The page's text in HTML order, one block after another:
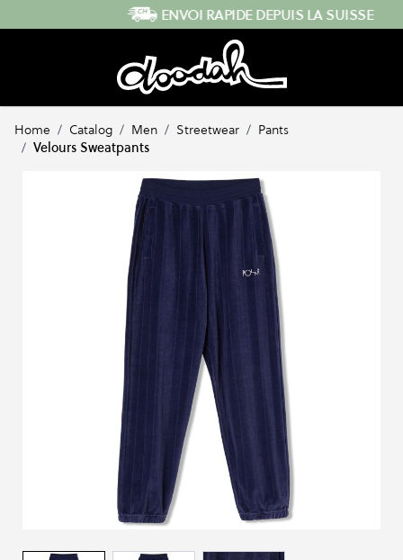
ENVOI RAPIDE DEPUIS LA SUISSE
Home / Catalog / Men / Streetwear / Pants
/ Velours Sweatpants